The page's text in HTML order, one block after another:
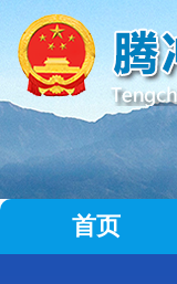
首页